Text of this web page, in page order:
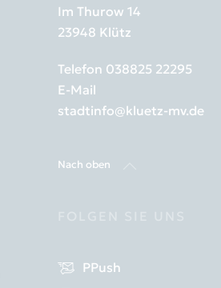
Im Thurow 14
23948 Klütz
Telefon 038825 22295
E-Mail
stadtinfo@kluetz-mv.de
Nach oben
PPush